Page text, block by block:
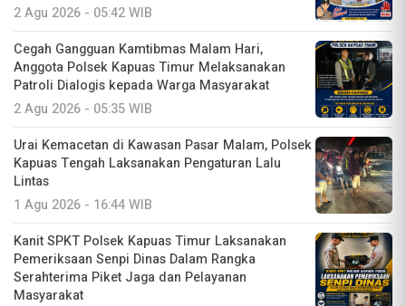
2 Agu 2026 - 05:42 WIB
Cegah Gangguan Kamtibmas Malam Hari,
Anggota Polsek Kapuas Timur Melaksanakan
Patroli Dialogis kepada Warga Masyarakat
2 Agu 2026 - 05:35 WIB
Urai Kemacetan di Kawasan Pasar Malam, Polsek
Kapuas Tengah Laksanakan Pengaturan Lalu
Lintas
1 Agu 2026 - 16:44 WIB
Kanit SPKT Polsek Kapuas Timur Laksanakan
Pemeriksaan Senpi Dinas Dalam Rangka
Serahterima Piket Jaga dan Pelayanan
Masyarakat